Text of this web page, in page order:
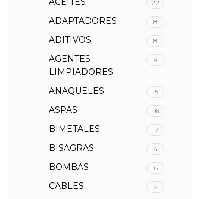
22
ADAPTADORES 8
ADITIVOS 8
AGENTES
LIMPIADORES
9
ANAQUELES 15
ASPAS 16
BIMETALES 17
BISAGRAS 4
BOMBAS 6
CABLES 2